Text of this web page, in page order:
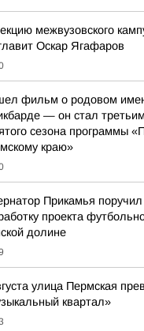
межвузовского
Оскар Ягафаров
фильм о родовом
— он стал
сезона программы
краю»
Прикамья поручил
проекта
долине
улица Пермская
квартал»